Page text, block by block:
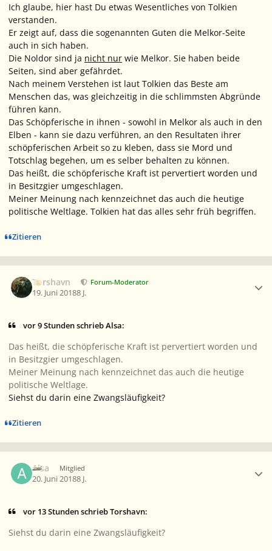
Ich glaube, hier hast Du etwas Wesentliches von Tolkien
verstanden.
Er zeigt auf, dass die sogenannten Guten die Melkor-Seite
auch in sich haben.
Die Noldor sind ja nicht nur wie Melkor. Sie haben beide
Seiten, sind aber gefährdet.
Nach meinem Verstehen ist laut Tolkien das Beste am
Menschen das, was gleichzeitig in die schlimmsten Abgründe
führen kann.
Das Schöpferische in ihnen - sowohl in Melkor als auch in den
Elben - kann sie dazu verführen, an den Resultaten ihrer
schöpferischen Arbeit so zu kleben, dass sie Mord und
Totschlag begehen, um es selber behalten zu können.
Das heißt, die schöpferische Kraft ist pervertiert worden und
in Besitzgier umgeschlagen.
Meiner Meinung nach kennzeichnet das auch die heutige
politische Weltlage. Tolkien hat das alles sehr früh begriffen.
Zitieren
Torshavn Forum-Moderator
19. Juni 20188 J.
vor 9 Stunden schrieb Alsa:
Das heißt, die schöpferische Kraft ist pervertiert worden und
in Besitzgier umgeschlagen.
Meiner Meinung nach kennzeichnet das auch die heutige
politische Weltlage.
Siehst du darin eine Zwangsläufigkeit?
Zitieren
Alsa Mitglied
20. Juni 20188 J.
vor 13 Stunden schrieb Torshavn:
Siehst du darin eine Zwangsläufigkeit?